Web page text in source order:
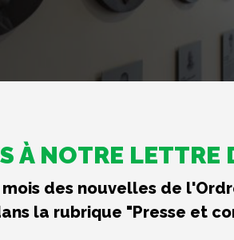
À NOTRE LETTRE
mois des nouvelles de
la rubrique "Presse et